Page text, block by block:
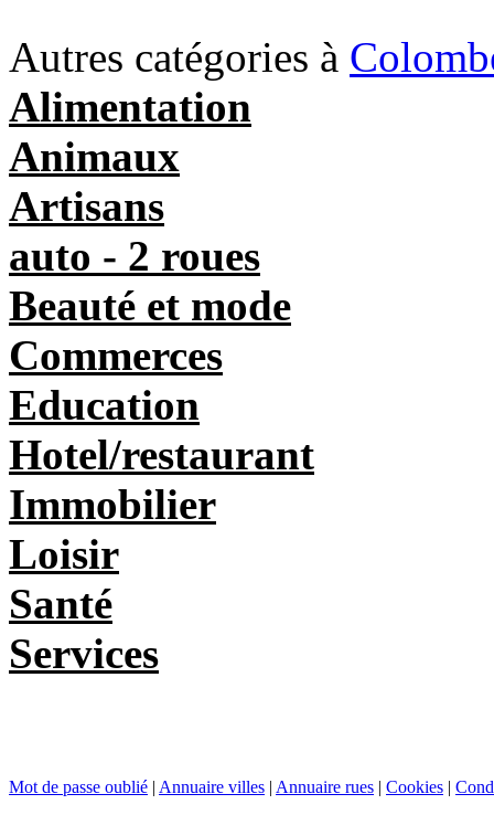
Autres catégories à
Alimentation
Animaux
Artisans
auto - 2 roues
Beauté et mode
Commerces
Education
Hotel/restaurant
Immobilier
Loisir
Santé
Services
Mot de passe oublié | Annuaire villes | Annuaire rues | Cookies |